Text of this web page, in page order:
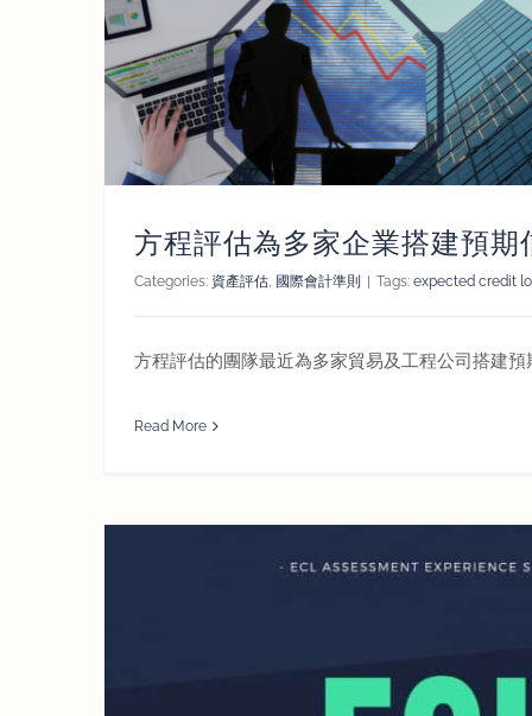
方程評估為多家企業搭建預期
Categories: 資產評估, 國際會計準則 Tags: expected credit
方程評估的團隊最近為多家貿易及工程公司搭建
Read More